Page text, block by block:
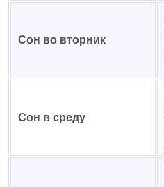
Сон во вторник
Сон в среду